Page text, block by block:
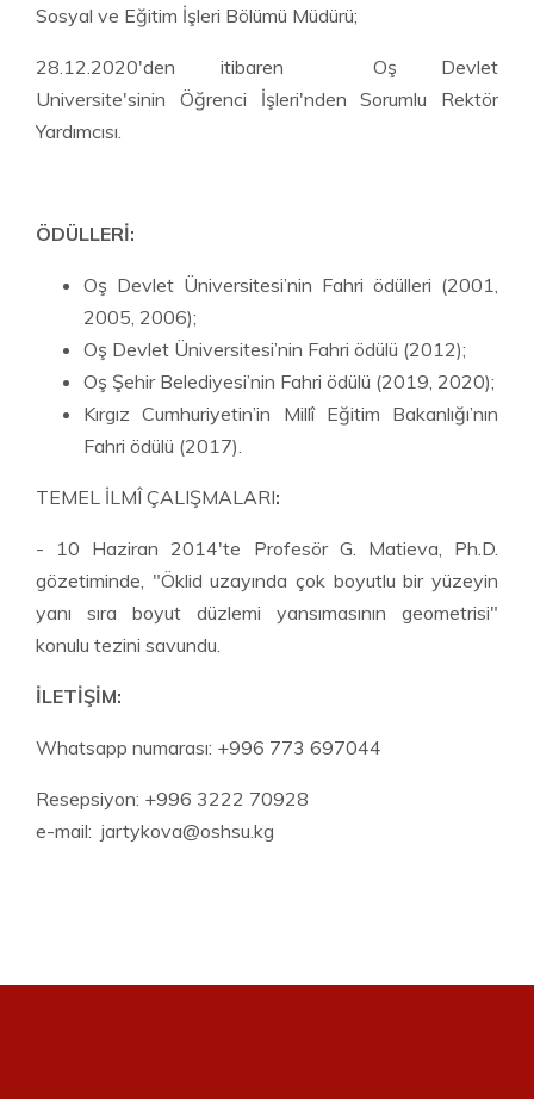
Sosyal ve Eğitim İşleri Bölümü Müdürü;
28.12.2020'den itibaren Oş Devlet
Universite'sinin Öğrenci İşleri'nden Sorumlu Rektör
Yardımcısı.
ÖDÜLLERİ:
Oş Devlet Üniversitesi’nin Fahri ödülleri (2001,
2005, 2006);
Oş Devlet Üniversitesi’nin Fahri ödülü (2012);
Oş Şehir Belediyesi’nin Fahri ödülü (2019, 2020);
Kırgız Cumhuriyetin’in Millî Eğitim Bakanlığı’nın
Fahri ödülü (2017).
TEMEL İLMÎ ÇALIŞMALARI:
- 10 Haziran 2014'te Profesör G. Matieva, Ph.D.
gözetiminde, "Öklid uzayında çok boyutlu bir yüzeyin
yanı sıra boyut düzlemi yansımasının geometrisi"
konulu tezini savundu.
İLETİŞİM:
Whatsapp numarası: +996 773 697044
Resepsiyon: +996 3222 70928
e-mail: jartykova@oshsu.kg